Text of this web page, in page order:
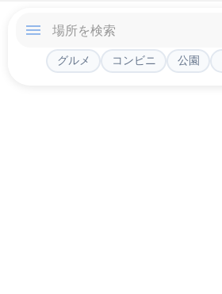
グルメ コンビニ 公園